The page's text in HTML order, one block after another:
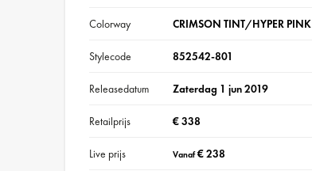
Colorway CRIMSON TINT/HYPER PINK
Stylecode 852542-801
Releasedatum Zaterdag 1 jun 2019
Retailprijs € 338
Live prijs Vanaf€ 238